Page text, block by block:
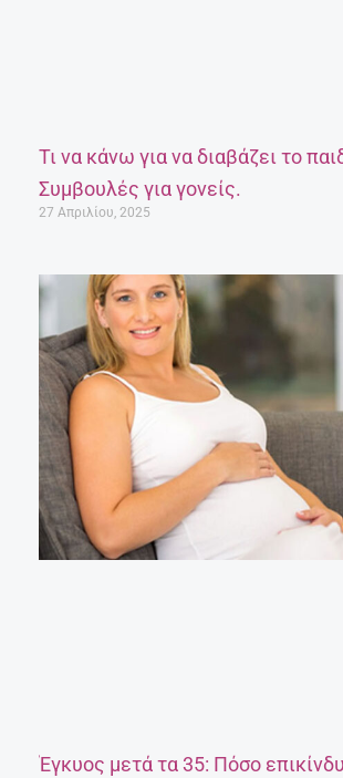
Τι να κάνω για να διαβάζει το
Συμβουλές για γονείς.
27 Απριλίου, 2025
Έγκυος μετά τα 35: Πόσο